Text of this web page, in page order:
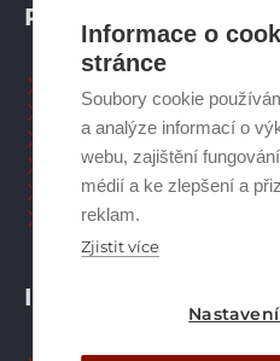
Informace o
stránce
Soubory cookie
a analýze informací o
webu, zajištění
médií a ke zlepšení a
reklam.
Zjistit více
INFORMACE
PRODUKTY
Tepelná čerpadla
Větrací systémy
Zásobníky TV
Spalinové systémy
Plynové kotle
Ostatní příslušenství